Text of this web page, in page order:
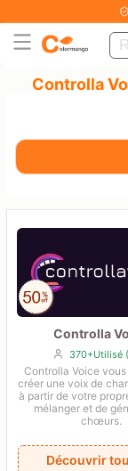
Controlla
Controlla
370+Utilisé
Controlla Voice
créer une voix de
à partir de votre
mélanger et de
chœurs.
Découvrir